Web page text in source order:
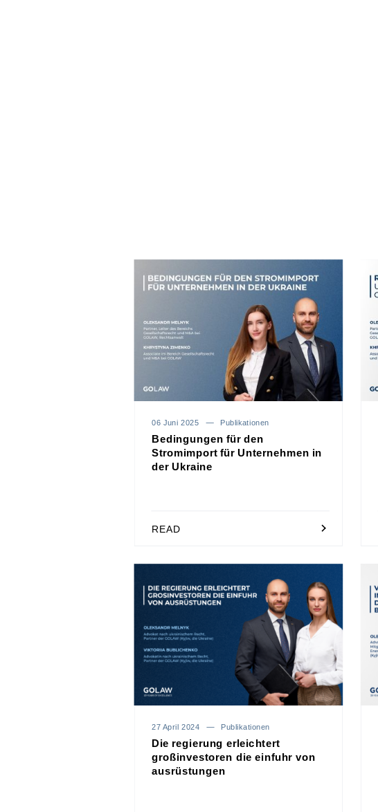
06 Juni 2025 Publikationen
Bedingungen für den
Stromimport für Unternehmen in
der Ukraine
READ
27 April 2024 Publikationen
Die regierung erleichtert
großinvestoren die einfuhr von
ausrüstungen